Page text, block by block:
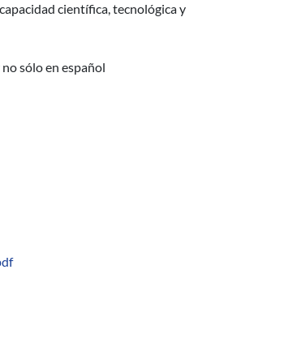
científica, tecnológica y
sólo en español